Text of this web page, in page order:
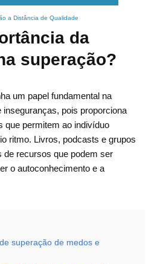
a Distância de Qualidade
da
superação?
um papel fundamental na
pois proporciona
que permitem ao indivíduo
ritmo. Livros, podcasts e grupos
de recursos que podem ser
o autoconhecimento e a
superação de medos e